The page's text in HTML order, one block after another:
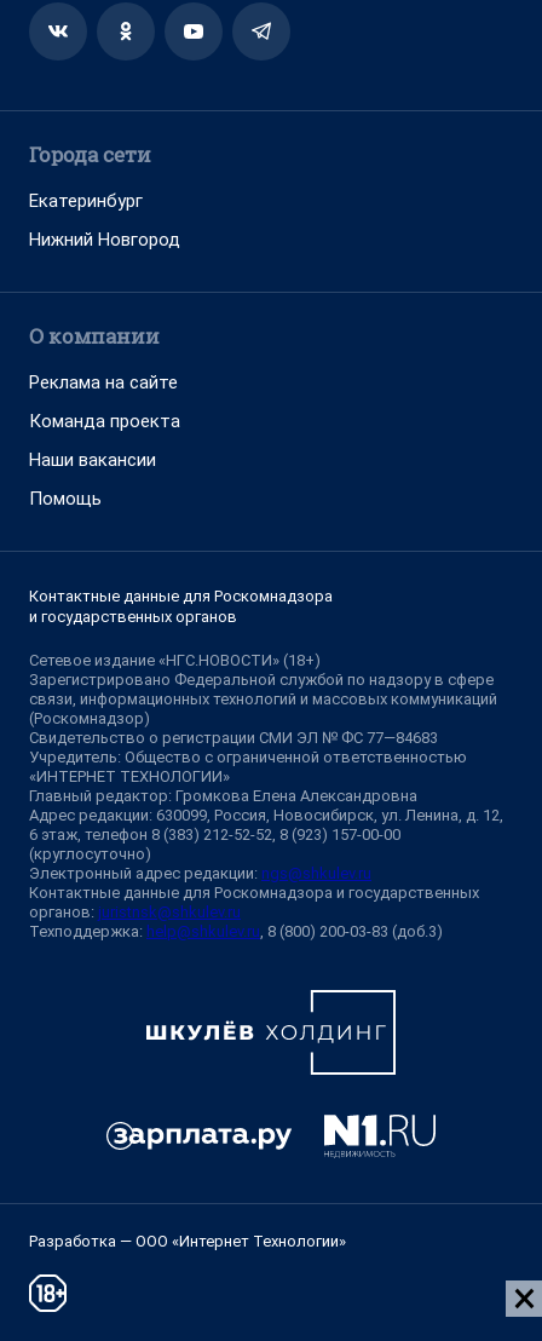
Города сети
Екатеринбург
Нижний Новгород
О компании
Реклама на сайте
Команда проекта
Наши вакансии
Помощь
Контактные данные для Роскомнадзора
и государственных органов
Сетевое издание «НГС.НОВОСТИ» (18+)
Зарегистрировано Федеральной службой по надзору в сфере
связи, информационных технологий и массовых коммуникаций
(Роскомнадзор)
Свидетельство о регистрации СМИ ЭЛ № ФС 77—84683
Учредитель: Общество с ограниченной ответственностью
«ИНТЕРНЕТ ТЕХНОЛОГИИ»
Главный редактор: Громкова Елена Александровна
Адрес редакции: 630099, Россия, Новосибирск, ул. Ленина, д. 12,
6 этаж, телефон 8 (383) 212-52-52, 8 (923) 157-00-00
(круглосуточно)
Электронный адрес редакции: ngs@shkulev.ru
Контактные данные для Роскомнадзора и государственных
органов: juristnsk@shkulev.ru
Техподдержка: help@shkulev.ru , 8 (800) 200-03-83 (доб.3)
Разработка — ООО «Интернет Технологии»